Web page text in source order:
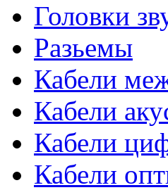
Головки
Разьемы
Кабели
Кабели
Кабели
Кабели